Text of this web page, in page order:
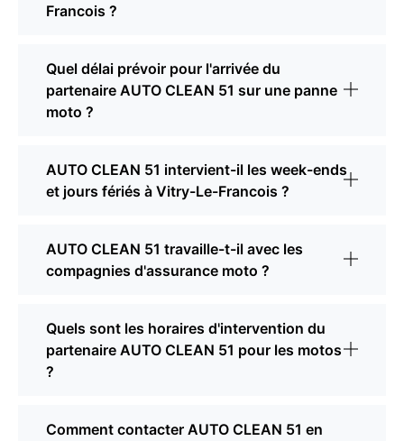
Francois ?
Quel délai prévoir pour l'arrivée du
partenaire AUTO CLEAN 51 sur une panne
moto ?
AUTO CLEAN 51 intervient-il les week-ends
et jours fériés à Vitry-Le-Francois ?
AUTO CLEAN 51 travaille-t-il avec les
compagnies d'assurance moto ?
Quels sont les horaires d'intervention du
partenaire AUTO CLEAN 51 pour les motos
?
Comment contacter AUTO CLEAN 51 en